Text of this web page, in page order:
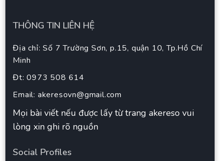
THÔNG TIN LIÊN HỆ
Địa chỉ: Số 7 Trường Sơn, p.15, quận 10, Tp.Hồ Chí
Minh
Đt: 0973 508 614
Email: akeresovn@gmail.com
Mọi bài viết nếu được lấy từ trang akereso vui
lòng xin ghi rõ nguồn
Social Profiles